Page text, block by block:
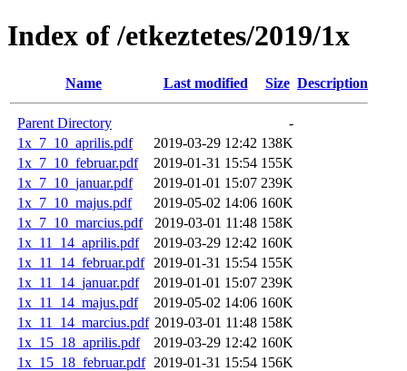
Index of /etkeztetes/2019/1x
Name Last modified Size Description
Parent Directory
-
1x_7_10_aprilis.pdf
2019-03-29 12:42 138K
1x_7_10_februar.pdf
2019-01-31 15:54 155K
1x_7_10_januar.pdf
2019-01-01 15:07 239K
1x_7_10_majus.pdf
2019-05-02 14:06 160K
1x_7_10_marcius.pdf
2019-03-01 11:48 158K
1x_11_14_aprilis.pdf
2019-03-29 12:42 160K
1x_11_14_februar.pdf
2019-01-31 15:54 155K
1x_11_14_januar.pdf
2019-01-01 15:07 239K
1x_11_14_majus.pdf
2019-05-02 14:06 160K
1x_11_14_marcius.pdf 2019-03-01 11:48 158K
1x_15_18_aprilis.pdf
2019-03-29 12:42 160K
1x_15_18_februar.pdf 2019-01-31 15:54 156K